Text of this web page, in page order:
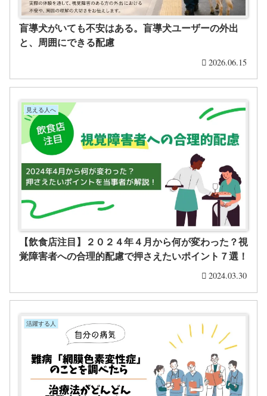
盲導犬がいても不安はある。盲導犬ユーザーの外出
と、周囲にできる配慮
2026.06.15
見える人へ
【飲食店注目】２０２４年４月から何が変わった？視
覚障害者への合理的配慮で押さえたいポイント７選！
2024.03.30
活躍する人